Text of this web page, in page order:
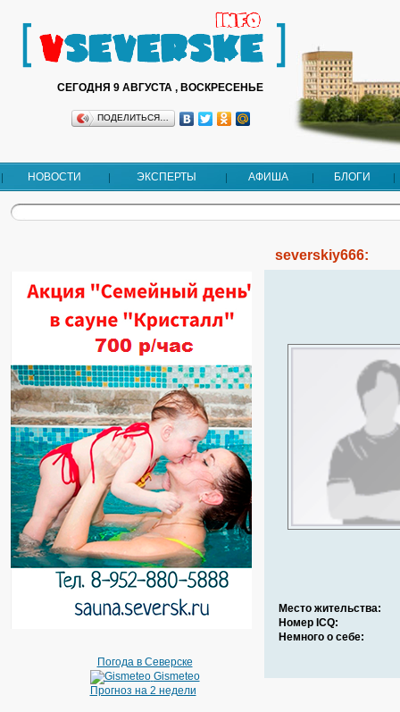
СЕГОДНЯ 9 АВГУСТА , ВОСКРЕСЕНЬЕ
ПОДЕЛИТЬСЯ…
НОВОСТИ ЭКСПЕРТЫ АФИША БЛОГИ
Погода в Северске
Gismeteo
Прогноз на 2 недели
severskiy666:
Место жительства:
Номер ICQ:
Немного о себе: